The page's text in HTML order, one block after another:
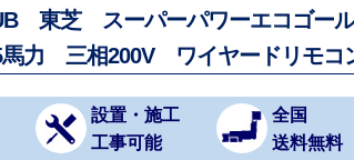
東芝 スーパーパワーエコゴー
馬力 三相200V ワイヤードリモ
設置・施工
工事可能
全国
送料無料